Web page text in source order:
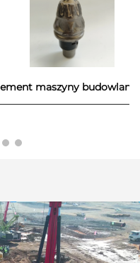
BR1 Hurtowy element maszyny budowlanej, zęby wiertnicze do pali, sprzęt wiertniczy do skał, końcówka wiertła